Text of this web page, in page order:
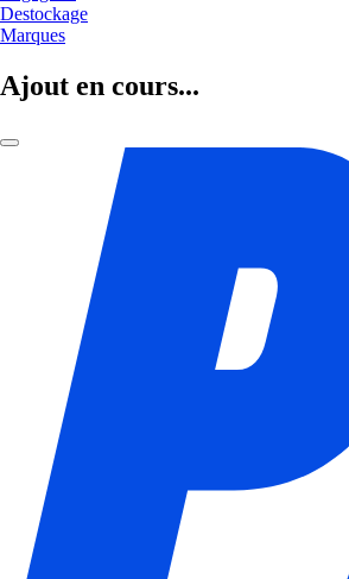
Destockage
Marques
Ajout en cours...